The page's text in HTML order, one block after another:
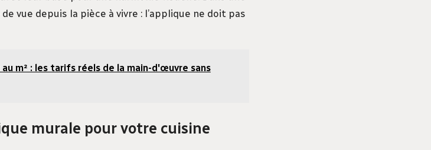
vue depuis la pièce à vivre : l’applique ne doit pas
m² : les tarifs réels de la main-d'œuvre sans
murale pour votre cuisine